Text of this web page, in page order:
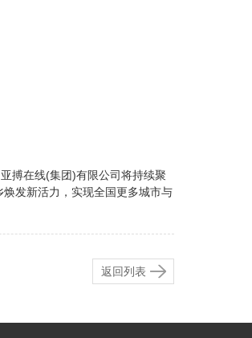
搏在线(集团)有限公司将持续聚
发新活力，实现全国更多城市与
返回列表